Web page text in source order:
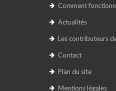
Comment
Actualités
Les contributeurs
Contact
Plan du site
Mentions légales